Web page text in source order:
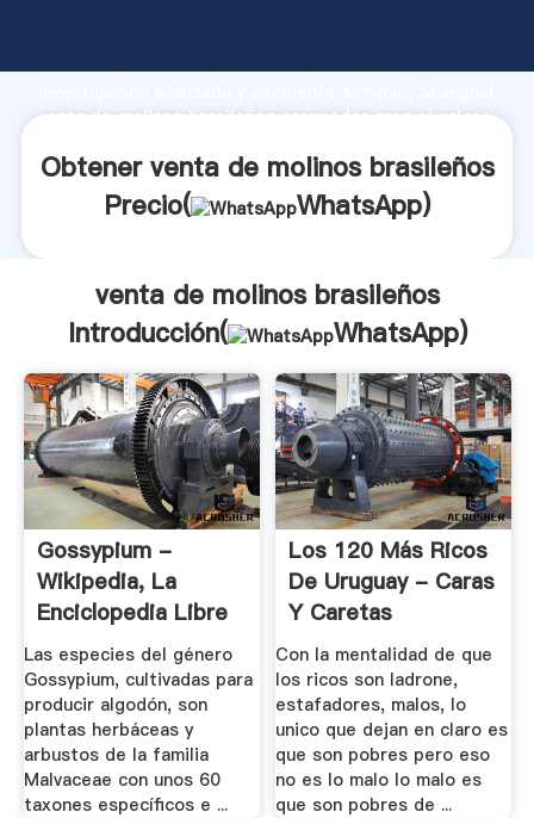
fuerte capacidad de producción, fuerza de
venta de molinos brasileños proveedor crea el valor y
Obtener venta de molinos brasileños
Precio(
WhatsApp)
venta de molinos brasileños
Introducción(
WhatsApp)
Gossypium -
Wikipedia, La
Enciclopedia Libre
Las especies del género
Gossypium, cultivadas para
producir algodón, son
plantas herbáceas y
arbustos de la familia
Malvaceae con unos 60
taxones específicos e ...
Los 120 Más Ricos
De Uruguay - Caras
Y Caretas
Con la mentalidad de que
los ricos son ladrone,
estafadores, malos, lo
unico que dejan en claro es
que son pobres pero eso
no es lo malo lo malo es
que son pobres de ...